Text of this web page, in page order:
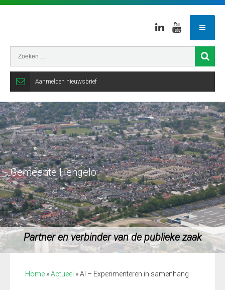
LinkedinYoutube
Aanmelden nieuwsbrief
Partner en verbinder van de publieke zaak
Gemeente Hengelo
Home »Actueel »AI – Experimenteren in samenhang